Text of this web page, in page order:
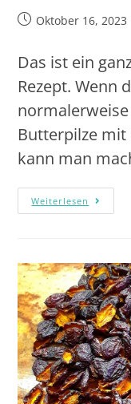
Oktober 16, 2023
Das ist ein
Rezept. Wenn
Butterpilze mit
kann man
Weiterlesen